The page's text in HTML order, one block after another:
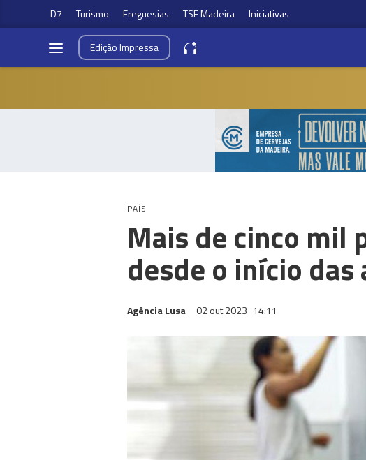
D7 Turismo Freguesias TSF Madeira Iniciativas
EdiçãoImpressa
PAÍS
Mais de cinco mil
desde o início das
Agência Lusa 02 out 2023 14:11